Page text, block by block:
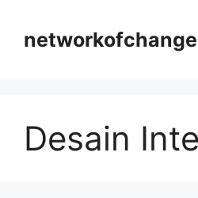
content
Desain